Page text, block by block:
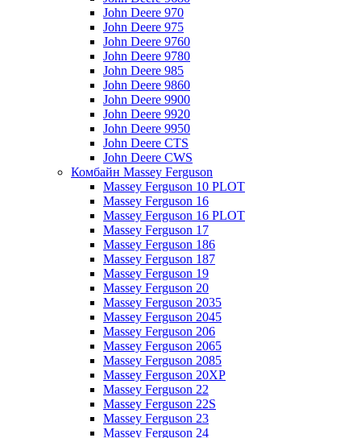
John Deere 970
John Deere 975
John Deere 9760
John Deere 9780
John Deere 985
John Deere 9860
John Deere 9900
John Deere 9920
John Deere 9950
John Deere CTS
John Deere CWS
Комбайн Massey Ferguson
Massey Ferguson 10 PLOT
Massey Ferguson 16
Massey Ferguson 16 PLOT
Massey Ferguson 17
Massey Ferguson 186
Massey Ferguson 187
Massey Ferguson 19
Massey Ferguson 20
Massey Ferguson 2035
Massey Ferguson 2045
Massey Ferguson 206
Massey Ferguson 2065
Massey Ferguson 2085
Massey Ferguson 20XP
Massey Ferguson 22
Massey Ferguson 22S
Massey Ferguson 23
Massey Ferguson 24